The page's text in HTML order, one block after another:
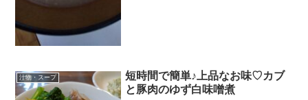
汁物・スープ
短時間で簡単♪上品なお味♡カブ
と豚肉のゆず白味噌煮